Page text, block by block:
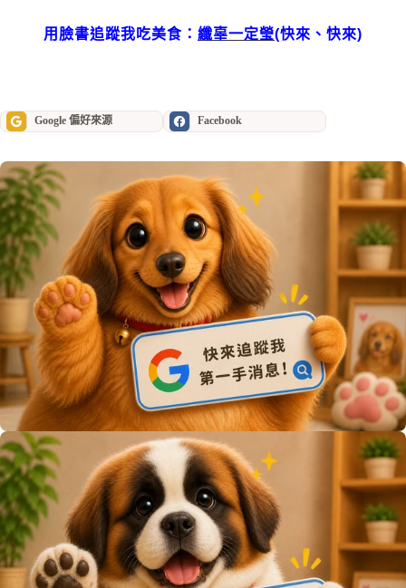
用臉書追蹤我吃美食： 纖辜一定瑩(快來、快來)
Google 偏好來源 Facebook